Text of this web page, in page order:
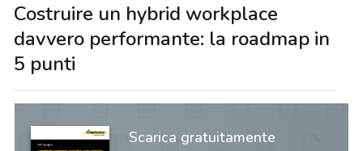
Costruire un hybrid workplace
davvero performante: la roadmap in
5 punti
Scarica gratuitamente